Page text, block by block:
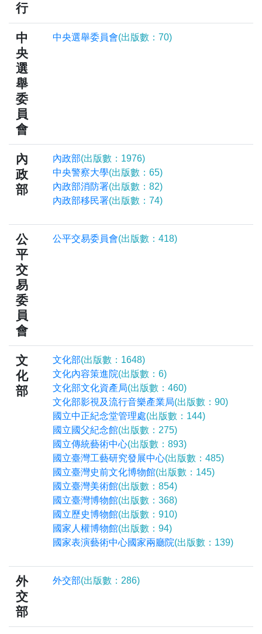
行
中
央
選
舉
委
員
會
中央選舉委員會(出版數：70)
內
政
部
內政部(出版數：1976)
中央警察大學(出版數：65)
內政部消防署(出版數：82)
內政部移民署(出版數：74)
公
平
交
易
委
員
會
公平交易委員會(出版數：418)
文
化
部
文化部(出版數：1648)
文化內容策進院(出版數：6)
文化部文化資產局(出版數：460)
文化部影視及流行音樂產業局(出版數：90)
國立中正紀念堂管理處(出版數：144)
國立國父紀念館(出版數：275)
國立傳統藝術中心(出版數：893)
國立臺灣工藝研究發展中心(出版數：485)
國立臺灣史前文化博物館(出版數：145)
國立臺灣美術館(出版數：854)
國立臺灣博物館(出版數：368)
國立歷史博物館(出版數：910)
國家人權博物館(出版數：94)
國家表演藝術中心國家兩廳院(出版數：139)
外
交
部
外交部(出版數：286)